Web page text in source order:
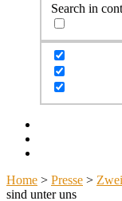
Search in
Home > Presse >
sind unter uns